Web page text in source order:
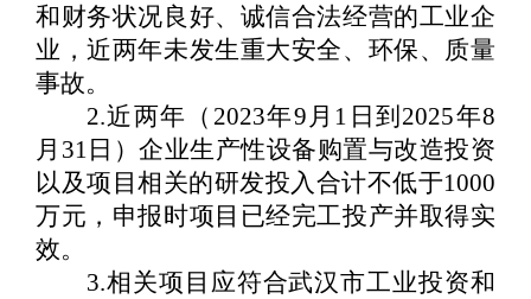
和财务状况良好、诚信合法经营的工业企
业，近两年未发生重大安全、环保、质量
事故。
2.近两年 （ 2023年9 月 1 日到 2025年8
月 31 日 ）企业生产性设备购置与改造投资
以及项目相关的研发投入合计不低于1000
万元，申报时项目已经完工投产并取得实
效。
3.相关项目应符合武汉市工业投资和